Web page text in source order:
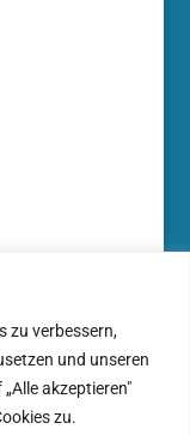
zu verbessern,
und unseren
akzeptieren"
zu.